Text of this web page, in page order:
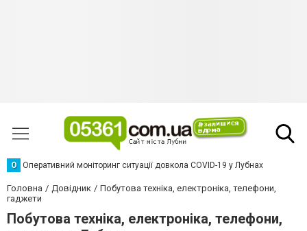
О Оперативний моніторинг ситуації довкола COVID-19 у Лубнах
Головна Довідник
Побутова техніка, електроніка, телефони,
гаджети
Побутова техніка, електроніка, телефони,